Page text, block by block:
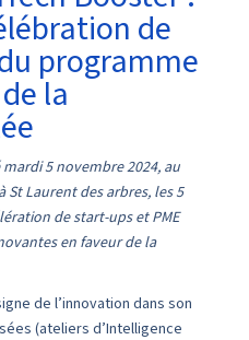
de
programme
la
mardi 5 novembre 2024, au
St Laurent des arbres, les 5
de start-ups et PME
en faveur de la
de l’innovation dans son
(ateliers d’Intelligence